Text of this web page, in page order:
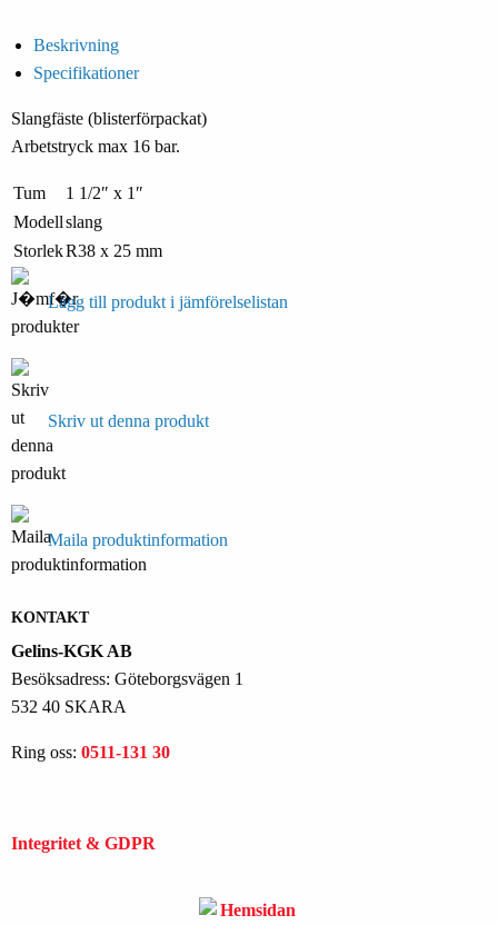
Beskrivning
Specifikationer
Slangfäste (blisterförpackat)
Arbetstryck max 16 bar.
Tum
1 1/2″ x 1″
Modellslang
StorlekR38 x 25 mm
Lägg till produkt i jämförelselistan
Skriv ut denna produkt
Maila produktinformation
KONTAKT
Gelins-KGK AB
Besöksadress: Göteborgsvägen 1
532 40 SKARA
Ring oss: 0511-131 30
Integritet & GDPR